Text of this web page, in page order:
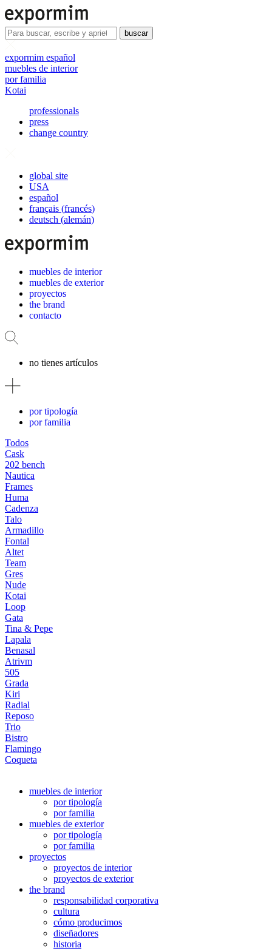
buscar
expormim español
muebles de interior
por familia
Kotai
professionals
press
change country
global site
USA
español
français (francés)
deutsch (alemán)
muebles de interior
muebles de exterior
proyectos
the brand
contacto
no tienes artículos
por tipología
por familia
Todos
Cask
202 bench
Nautica
Frames
Huma
Cadenza
Talo
Armadillo
Fontal
Altet
Team
Gres
Nude
Kotai
Loop
Gata
Tina & Pepe
Lapala
Benasal
Atrivm
505
Grada
Kiri
Radial
Reposo
Trio
Bistro
Flamingo
Coqueta
muebles de interior
por tipología
por familia
muebles de exterior
por tipología
por familia
proyectos
proyectos de interior
proyectos de exterior
the brand
responsabilidad corporativa
cultura
cómo producimos
diseñadores
historia